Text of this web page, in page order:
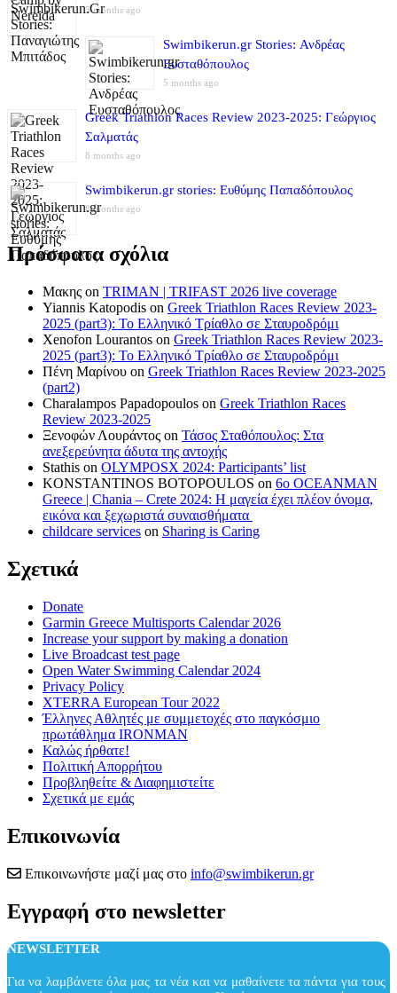
5 months ago
Swimbikerun.gr Stories: Ανδρέας
Ευσταθόπουλος
5 months ago
Greek Triathlon Races Review 2023-2025: Γεώργιος
Σαλματάς
8 months ago
Swimbikerun.gr stories: Ευθύμης Παπαδόπουλος
8 months ago
Πρόσφατα σχόλια
Μακης on TRIMAN | TRIFAST 2026 live coverage
Yiannis Katopodis on Greek Triathlon Races Review 2023-
2025 (part3): Το Ελληνικό Τρίαθλο σε Σταυροδρόμι
Xenofon Lourantos on Greek Triathlon Races Review 2023-
2025 (part3): Το Ελληνικό Τρίαθλο σε Σταυροδρόμι
Πένη Μαρίνου on Greek Triathlon Races Review 2023-2025
(part2)
Charalampos Papadopoulos on Greek Triathlon Races
Review 2023-2025
Ξενοφών Λουράντος on Τάσος Σταθόπουλος: Στα
ανεξερεύνητα άδυτα της αντοχής
Stathis on OLYMPOSX 2024: Participants’ list
KONSTANTINOS BOTOPOULOS on 6ο OCEANMAN
Greece | Chania – Crete 2024: Η μαγεία έχει πλέον όνομα,
εικόνα και ξεχωριστά συναισθήματα
childcare services on Sharing is Caring
Σχετικά
Donate
Garmin Greece Multisports Calendar 2026
Increase your support by making a donation
Live Broadcast test page
Open Water Swimming Calendar 2024
Privacy Policy
XTERRA European Tour 2022
Έλληνες Αθλητές με συμμετοχές στο παγκόσμιο
πρωτάθλημα IRONMAN
Καλώς ήρθατε!
Πολιτική Απορρήτου
Προβληθείτε & Διαφημιστείτε
Σχετικά με εμάς
Επικοινωνία
Επικοινωνήστε μαζί μας στο info@swimbikerun.gr
Εγγραφή στο newsletter
NEWSLETTER
Για να λαμβάνετε όλα μας τα νέα και να μαθαίνετε τα πάντα για τους